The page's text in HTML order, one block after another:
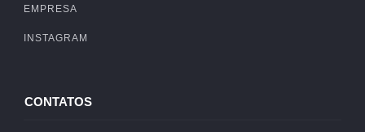
EMPRESA
INSTAGRAM
CONTATOS